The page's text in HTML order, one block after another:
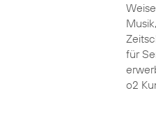
für
o2